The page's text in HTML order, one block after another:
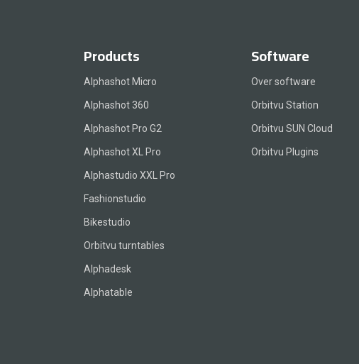
Products
Alphashot Micro
Alphashot 360
Alphashot Pro G2
Alphashot XL Pro
Alphastudio XXL Pro
Fashionstudio
Bikestudio
Orbitvu turntables
Alphadesk
Alphatable
Software
Over software
Orbitvu Station
Orbitvu SUN Cloud
Orbitvu Plugins